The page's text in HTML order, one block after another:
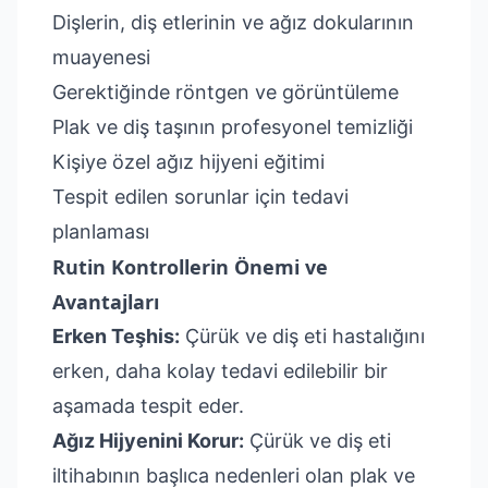
Dişlerin, diş etlerinin ve ağız dokularının
muayenesi
Gerektiğinde röntgen ve görüntüleme
Plak ve diş taşının profesyonel temizliği
Kişiye özel ağız hijyeni eğitimi
Tespit edilen sorunlar için tedavi
planlaması
Rutin Kontrollerin Önemi ve
Avantajları
Erken Teşhis: Çürük ve diş eti hastalığını
erken, daha kolay tedavi edilebilir bir
aşamada tespit eder.
Ağız Hijyenini Korur: Çürük ve diş eti
iltihabının başlıca nedenleri olan plak ve